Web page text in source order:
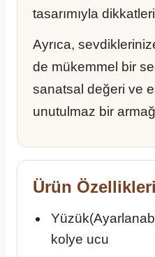
tasarımıyla
Ayrıca,
de mükemmel bir
sanatsal değeri ve
unutulmaz bir
Ürün Özellikleri
kolye ucu